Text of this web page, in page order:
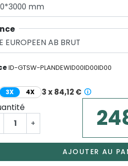
ㅤㅤㅤㅤ
ID-GTSW-PLANDEWID00ID00ID00
3X 4X 3 x 84,12 €
+
AJOUTER AU